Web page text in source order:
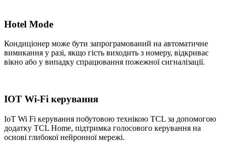
Hotel Mode
Кондиціонер може бути запрограмований на автоматичне
вимикання у разі, якщо гість виходить з номеру, відкриває
вікно або у випадку спрацювання пожежної сигналізації.
IOT Wi-Fi керування
IoT Wi Fi керування побутовою технікою TCL за допомогою
додатку TCL Home, підтримка голосового керування на
основі глибокої нейронної мережі.